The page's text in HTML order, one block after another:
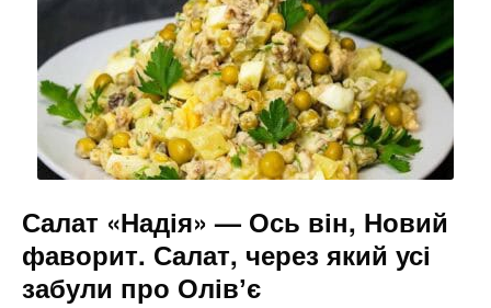
Салат «Надія» — Ось він, Новий
фаворит. Салат, через який усі
забули про Олівʼє